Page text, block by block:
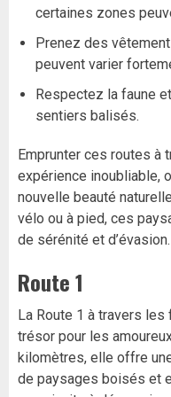
certaines zones
Prenez des
peuvent varier
Respectez la faune
sentiers balisés.
Emprunter ces routes à
expérience inoubliable,
nouvelle beauté
vélo ou à pied, ces
de sérénité et d’évasion.
Route 1
La Route 1 à travers
trésor pour les
kilomètres, elle offre
de paysages boisés et